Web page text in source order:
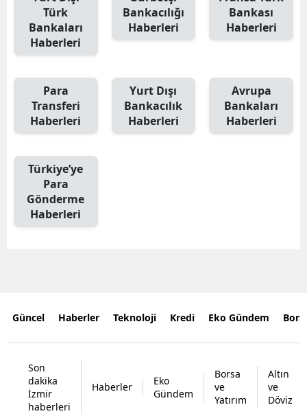
Türk
Bankaları
Haberleri
Bankacılığı
Haberleri
Bankası
Haberleri
Para
Transferi
Haberleri
Yurt Dışı
Bankacılık
Haberleri
Avrupa
Bankaları
Haberleri
Türkiye’ye
Para
Gönderme
Haberleri
Güncel Haberler Teknoloji Kredi Eko Gündem
Son
dakika
İzmir
haberleri
Haberler
Eko
Gündem
Borsa
ve
Yatırım
Altın
ve
Döviz